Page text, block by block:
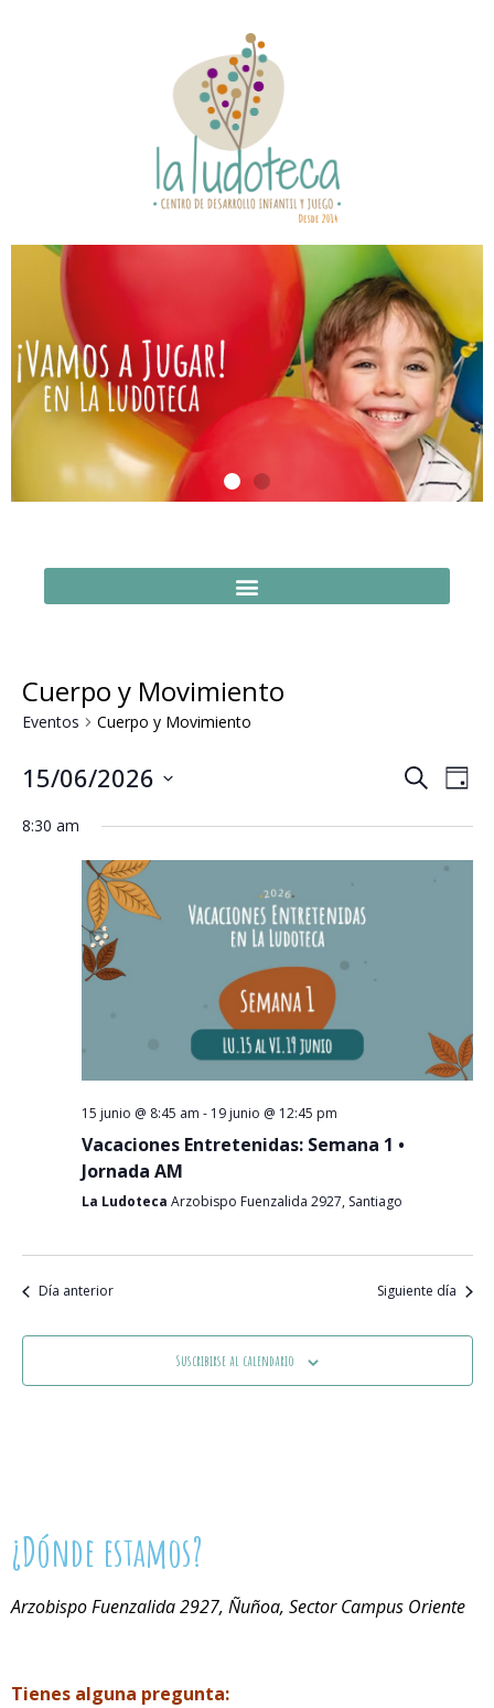
Cuerpo y Movimiento
Eventos Cuerpo y Movimiento
de
Buscar
de
Día
15/06/2026
fecha.
8:30 am
15 junio @ 8:45 am - 19 junio @ 12:45 pm
Vacaciones Entretenidas: Semana 1 •
Jornada AM
La Ludoteca Arzobispo Fuenzalida 2927, Santiago
Día anterior Siguiente día
Suscribirse al calendario
¿Dónde estamos?
Arzobispo Fuenzalida 2927, Ñuñoa, Sector Campus Oriente
Tienes alguna pregunta: